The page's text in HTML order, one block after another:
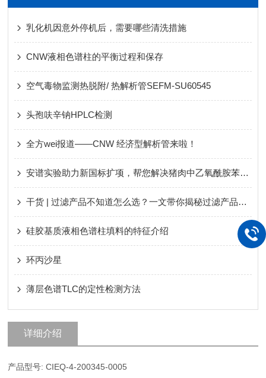
乳化机因意外停机后，需要哪些清洗措施
CNW液相色谱柱的平衡过程和保存
空气毒物监测热脱附/ 热解析管SEFM-SU60545
头孢呋辛钠HPLC检测
全方wei报道——CNW 经济型解析管来啦！
安谱实验助力新国标扩项，帮您解决猪肉中乙氧酰胺苯甲酯残留问题
干货 | 过滤产品不知道怎么选？一文带你揭秘过滤产品常见问题
硅胶基质液相色谱柱填料的特征介绍
环丙沙星
薄层色谱TLC的定性检测方法
详细介绍
产品型号: CIEQ-4-200345-0005